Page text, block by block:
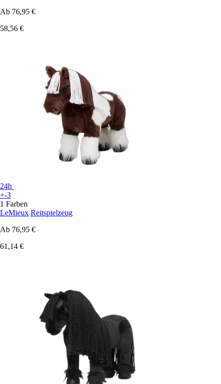
Ab 76,95 €
58,56 €
24h
+-3
1 Farben
LeMieux Reitspielzeug
Ab 76,95 €
61,14 €